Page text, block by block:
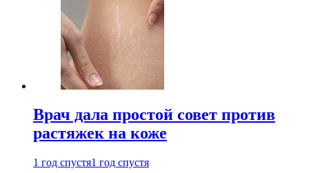
Врач дала простой совет против
растяжек на коже
1 год спустя1 год спустя